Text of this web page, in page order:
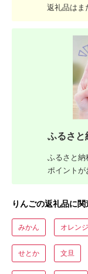
返礼品はま
ふるさと
ふるさと納
ポイントが
りんごの返礼品に
みかん オレンジ
せとか 文旦